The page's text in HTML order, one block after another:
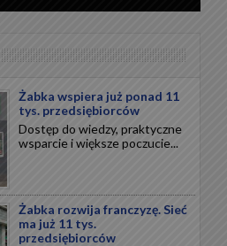
Żabka wspiera już ponad 11
tys. przedsiębiorców
Dostęp do wiedzy, praktyczne
wsparcie i większe poczucie...
Żabka rozwija franczyzę. Sieć
ma już 11 tys.
przedsiębiorców